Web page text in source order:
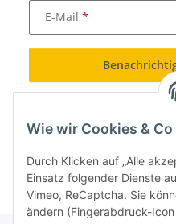
Wie wir Cookies &
Durch Klicken auf „Alle
Einsatz folgender Dienste
Vimeo, ReCaptcha. Sie
ändern (Fingerabdruck-
E-Mail